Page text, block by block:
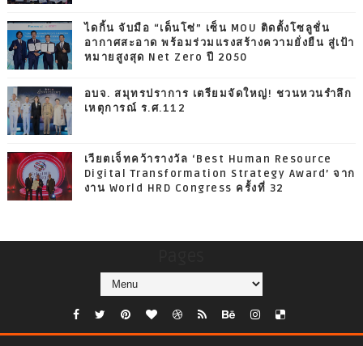
ไดกิ้น จับมือ “เด็นโซ่” เซ็น MOU ติดตั้งโซลูชั่น
อากาศสะอาด พร้อมร่วมแรงสร้างความยั่งยืน สู่เป้า
หมายสูงสุด Net Zero ปี 2050
อบจ. สมุทรปราการ เตรียมจัดใหญ่! ชวนหวนรำลึก
เหตุการณ์ ร.ศ.112
เวียตเจ็ทคว้ารางวัล ‘Best Human Resource
Digital Transformation Strategy Award’ จาก
งาน World HRD Congress ครั้งที่ 32